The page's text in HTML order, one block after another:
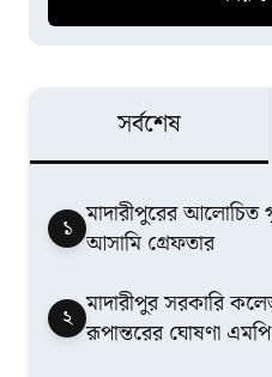
সর্বশেষ
১ মাদারীপুরের আলোচিত
আসামি গ্রেফতার
২ মাদারীপুর সরকারি
রূপান্তরের ঘোষণা